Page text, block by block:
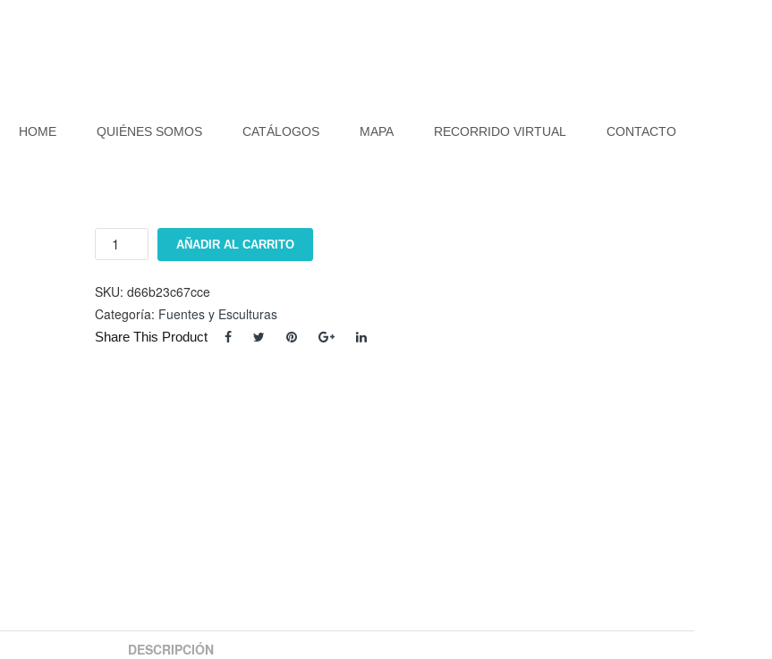
HOME QUIÉNES SOMOS CATÁLOGOS MAPA RECORRIDO VIRTUAL CONTACTO
NiÃ±o
cantidad
AÑADIR AL CARRITO
SKU: d66b23c67cce
Categoría: Fuentes y Esculturas
Share This Product
DESCRIPCIÓN